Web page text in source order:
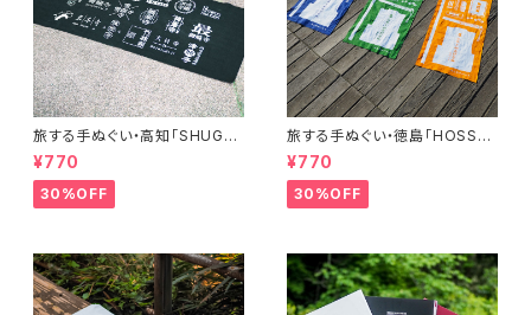
旅する手ぬぐい・高知「SHUGY
O」
¥770
30%OFF
旅する手ぬぐい・徳島「HOSSHI
N」
¥770
30%OFF